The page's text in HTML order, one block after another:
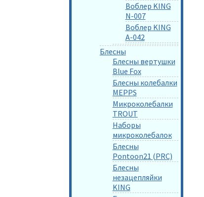
Воблер KING
N-007
Воблер KING
A-042
Блесны
Блесны вертушки
Blue Fox
Блесны колебалки
MEPPS
Микроколебалки
TROUT
Наборы
микроколебалок
Блесны
Pontoon21 (PRC)
Блесны
незацепляйки
KING